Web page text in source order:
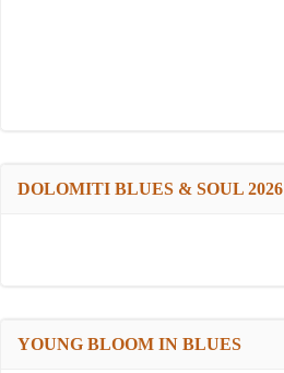
DOLOMITI BLUES & SOUL 2026
YOUNG BLOOM IN BLUES